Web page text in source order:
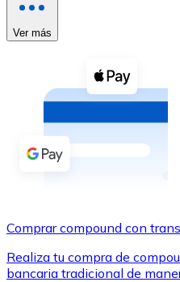
Ver todo
Compra
Comprar con efectivo
Transferencia SEPA
Utiliza tarjetas Visa y
Ver más
Comprar compound con
Realiza tu compra de
bancaria tradicional de